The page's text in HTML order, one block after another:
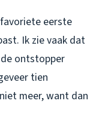
eerste
Ik zie vaak dat
ontstopper
tien
meer, want dan